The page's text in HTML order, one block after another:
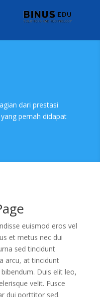
dari prestasi
pernah didapat
euismod eros vel
et metus nec dui
sed tincidunt
arcu, at tincidunt
Duis elit leo,
velit. Fusce
dui porttitor sed.